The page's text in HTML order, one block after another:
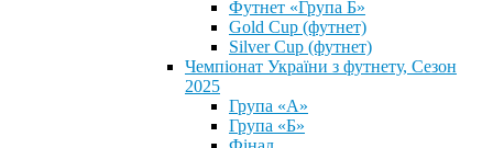
Футнет «Група Б»
Gold Cup (футнет)
Silver Cup (футнет)
Чемпіонат України з футнету, Сезон
2025
Група «А»
Група «Б»